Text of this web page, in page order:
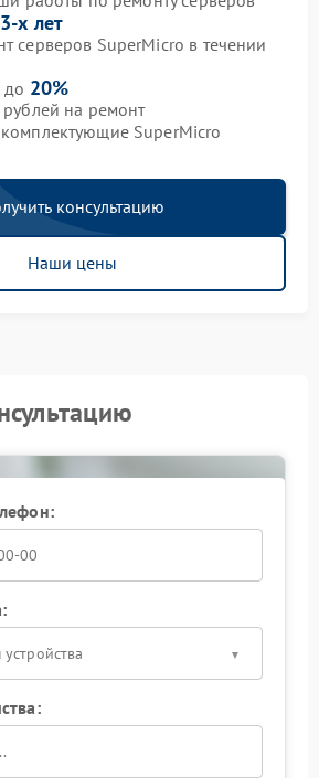
х лет
серверов SuperMicro в течении
до 20%
на ремонт
SuperMicro
консультацию
Наши цены